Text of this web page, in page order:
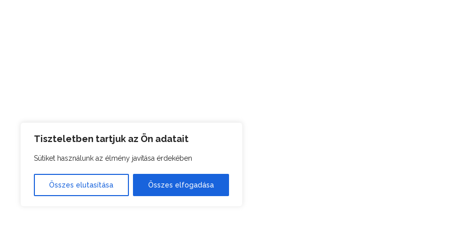
Tiszteletben tartjuk az Ön adatait
Sütiket használunk az élmény javítása érdekében
Összes elutasítása Összes elfogadása